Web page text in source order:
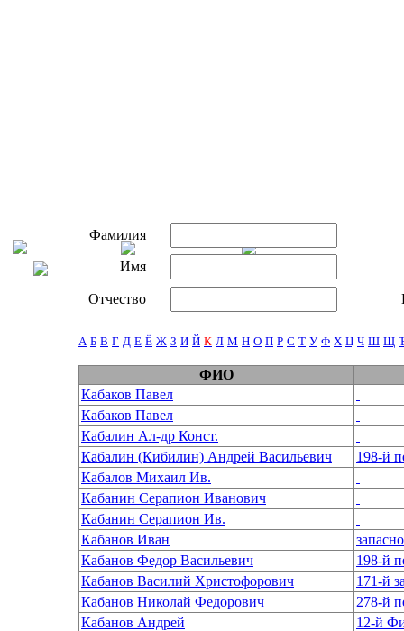
Фамилия
Имя
Отчество
А Б В Г Д Е Ё Ж З И Й К Л М Н О П Р С Т У Ф Х Ц Ч Ш Щ
ФИО
Кабаков Павел
Кабаков Павел
Кабалин Ал-др Конст.
Кабалин (Кибилин) Андрей Васильевич
Кабалов Михаил Ив.
Кабанин Серапион Иванович
Кабанин Серапион Ив.
Кабанов Иван
Кабанов Федор Васильевич
Кабанов Василий Христофорович
171-й
Кабанов Николай Федорович
278-й
Кабанов Андрей
12-й